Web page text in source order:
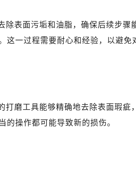
除表面污垢和油脂，确保后续步骤
这一过程需要耐心和经验，以避免
打磨工具能够精确地去除表面瑕疵
的操作都可能导致新的损伤。